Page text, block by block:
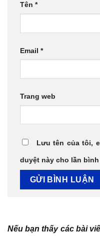
Tên *
Email *
Trang web
Lưu tên của tôi,
duyệt này cho lần
Nếu bạn thấy các bài